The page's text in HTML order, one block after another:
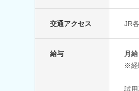
交通アクセス JR
給与
月
※経
試